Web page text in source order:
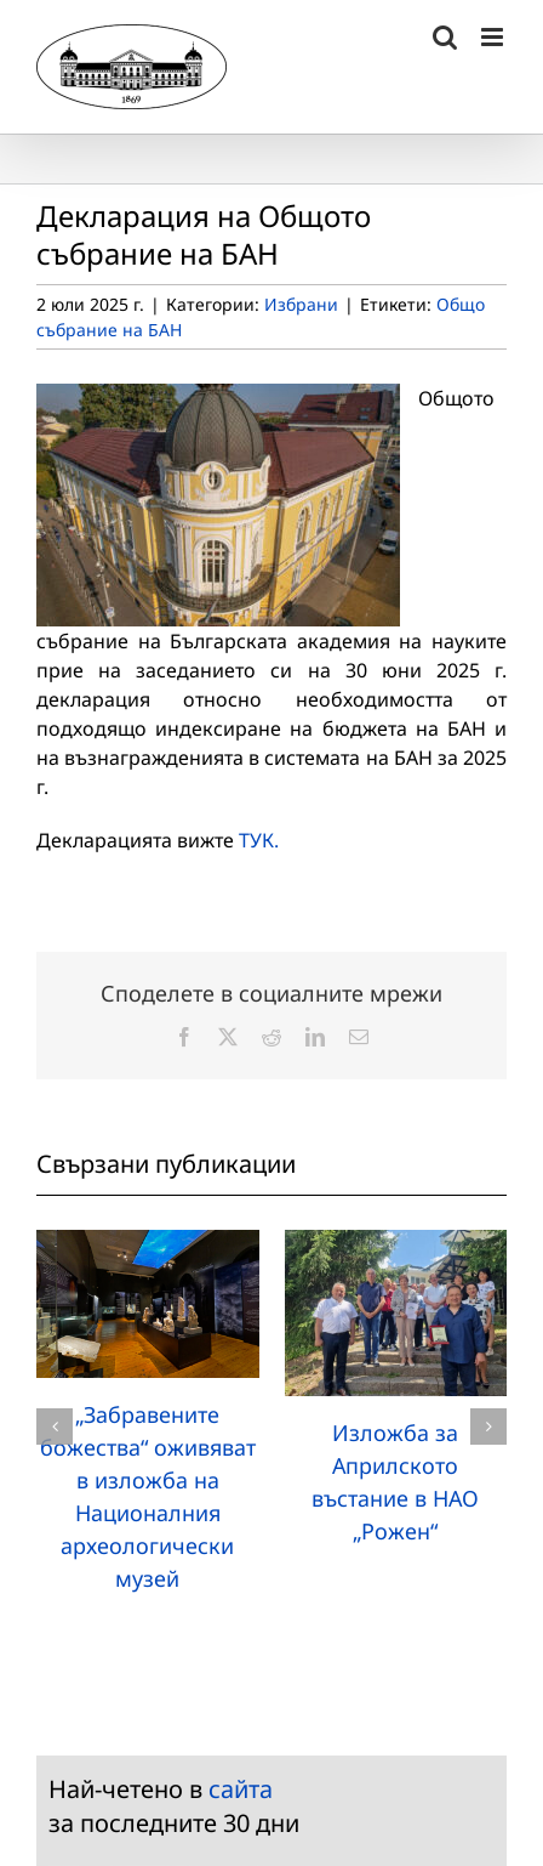
content
Декларация на Общото
събрание на БАН
2 юли 2025 г. | Категории: Избрани | Етикети: Общо
събрание на БАН
Общото
събрание на Българската академия на науките
прие на заседанието си на 30 юни 2025 г.
декларация относно необходимостта от
подходящо индексиране на бюджета на БАН и
на възнагражденията в системата на БАН за 2025
г.
Декларацията вижте ТУК.
Споделете в социалните мрежи
Facebook RedditLinkedInЕлектронна
Свързани публикации
„Забравените
божества“ оживяват
в изложба на
Националния
археологически
музей
Изложба за
Априлското
въстание в НАО
„Рожен“
Най-четено в сайта
за последните 30 дни